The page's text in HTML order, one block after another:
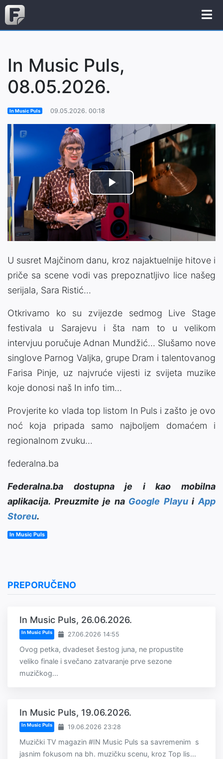
In Music Puls,
08.05.2026.
In Music Puls 09.05.2026. 00:18
Play
Video
U susret Majčinom danu, kroz najaktuelnije hitove i
priče sa scene vodi vas prepoznatljivo lice našeg
serijala, Sara Ristić...
Otkrivamo ko su zvijezde sedmog Live Stage
festivala u Sarajevu i šta nam to u velikom
intervjuu poručuje Adnan Mundžić... Slušamo nove
singlove Parnog Valjka, grupe Dram i talentovanog
Farisa Pinje, uz najvruće vijesti iz svijeta muzike
koje donosi naš In info tim...
Provjerite ko vlada top listom In Puls i zašto je ovo
noć koja pripada samo najboljem domaćem i
regionalnom zvuku...
federalna.ba
Federalna.ba dostupna je i kao mobilna
aplikacija. Preuzmite je na Google PlayuiApp
Storeu.
In Music Puls
PREPORUČENO
In Music Puls, 26.06.2026.
In Music Puls 27.06.2026 14:55
Ovog petka, dvadeset šestog juna, ne propustite
veliko finale i svečano zatvaranje prve sezone
muzičkog...
In Music Puls, 19.06.2026.
In Music Puls 19.06.2026 23:28
Muzički TV magazin #IN Music Puls sa savremenim s
jasnim fokusom na bh. muzičku scenu, kroz Top lis...